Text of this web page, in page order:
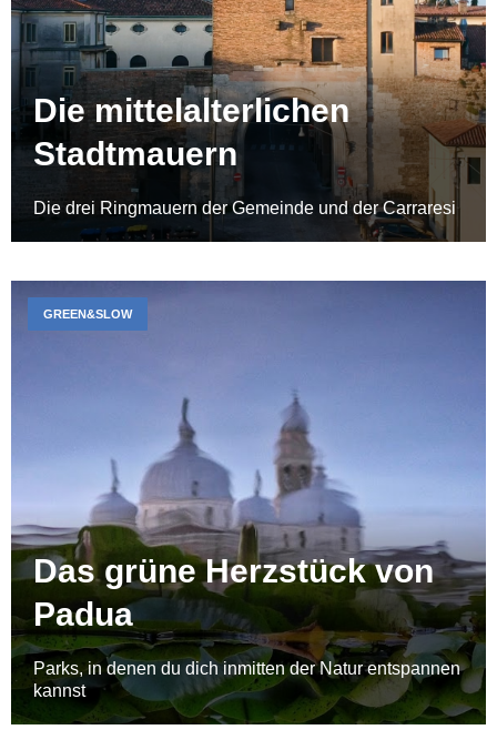
Die mittelalterlichen
Stadtmauern
Die drei Ringmauern der Gemeinde und der Carraresi
Das grüne Herzstück von
Padua
Parks, in denen du dich inmitten der Natur entspannen
kannst
GREEN&SLOW